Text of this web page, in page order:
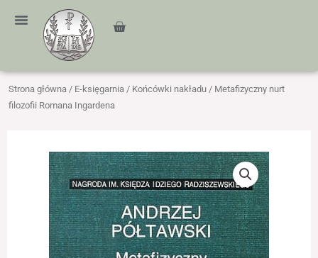
treści
Cart
Strona główna / E-księgarnia / Końcówki nakładu / Metafizyczny nurt
filozofii Romana Ingardena